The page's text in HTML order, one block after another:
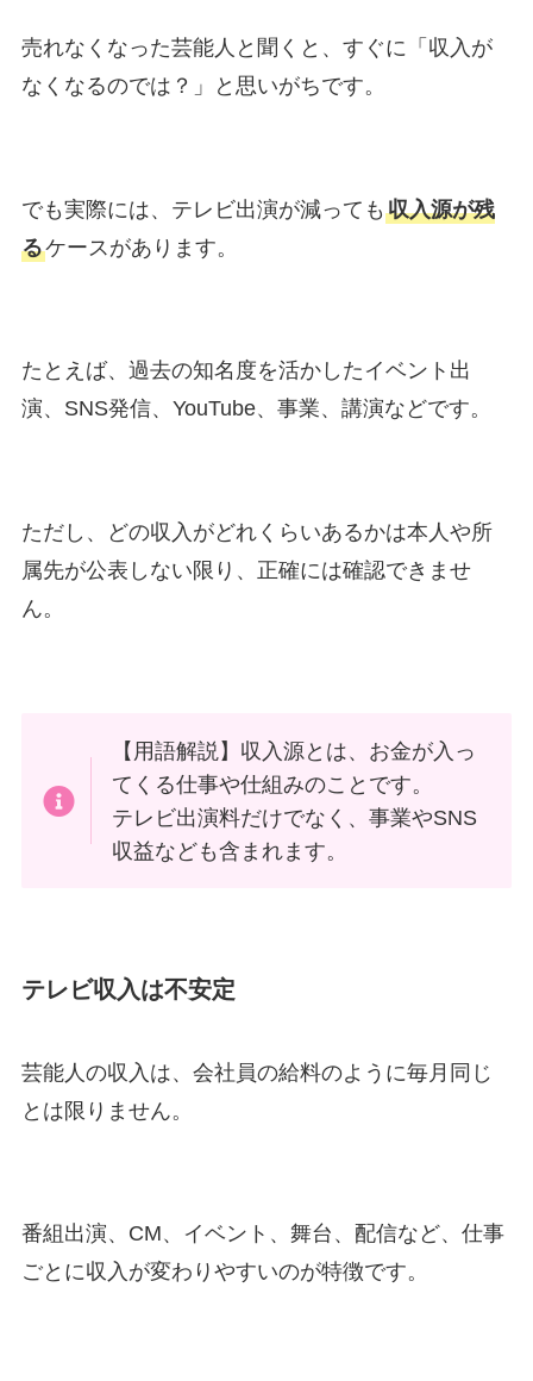
売れなくなった芸能人と聞くと、すぐに「収入が
なくなるのでは？」と思いがちです。
でも実際には、テレビ出演が減っても 収入源が残
るケースがあります。
たとえば、過去の知名度を活かしたイベント出
演、SNS発信、YouTube、事業、講演などです。
ただし、どの収入がどれくらいあるかは本人や所
属先が公表しない限り、正確には確認できませ
ん。
【用語解説】収入源とは、お金が入っ
てくる仕事や仕組みのことです。
テレビ出演料だけでなく、事業やSNS
収益なども含まれます。
テレビ収入は不安定
芸能人の収入は、会社員の給料のように毎月同じ
とは限りません。
番組出演、CM、イベント、舞台、配信など、仕事
ごとに収入が変わりやすいのが特徴です。